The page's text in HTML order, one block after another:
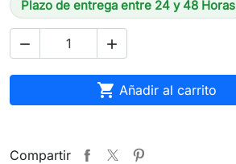
Plazo de entrega entre 24 y 48 Horas
 
 Añadir al carrito
Compartir